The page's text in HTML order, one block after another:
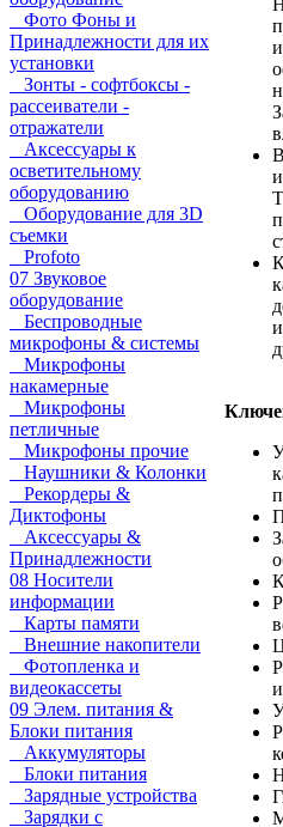
Фото Фоны и
Принадлежности для их
установки
Зонты - софтбоксы -
рассеиватели -
отражатели
Аксессуары к
осветительному
оборудованию
Оборудование для 3D
съемки
Profoto
07 Звуковое
оборудование
Беспроводные
микрофоны & системы
Микрофоны
накамерные
Микрофоны
петличные
Микрофоны прочие
Наушники & Колонки
Рекордеры &
Диктофоны
Аксессуары &
Принадлежности
08 Носители
информации
Карты памяти
Внешние накопители
Фотопленка и
видеокассеты
09 Элем. питания &
Блоки питания
Аккумуляторы
Блоки питания
Зарядные устройства
Зарядки с